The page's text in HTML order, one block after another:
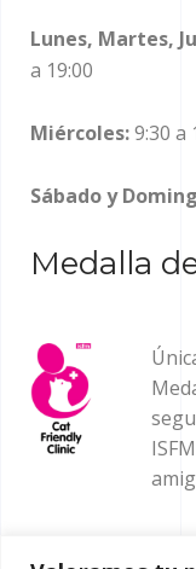
Lunes, Martes,
a 19:00
Miércoles:9:30 a
Sábado y
Medalla